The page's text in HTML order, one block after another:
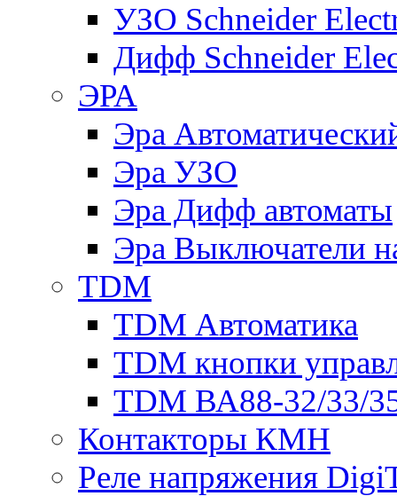
УЗО Schneider
Дифф Schneider
ЭРА
Эра
Эра УЗО
Эра Дифф автоматы
Эра Выключатели
TDM
TDM Автоматика
TDM кнопки
TDM ВА88-32/33/
Контакторы КМН
Реле напряжения